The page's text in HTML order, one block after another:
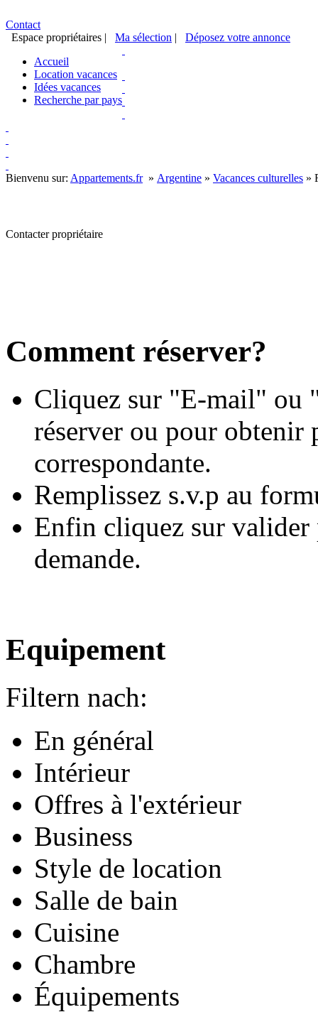
Contact
Espace propriétaires | Ma sélection |
Déposez votre annonce
Accueil
Location vacances
Idées vacances
Recherche par pays
Bienvenu sur: Appartements.fr » Argentine » Vacances culturelles »
Contacter propriétaire
Comment réserver?
Cliquez sur "E-mail" ou
réserver ou pour obtenir
correspondante.
Remplissez s.v.p au
Enfin cliquez sur
demande.
Equipement
Filtern nach:
En général
Intérieur
Offres à l'extérieur
Business
Style de location
Salle de bain
Cuisine
Chambre
Équipements